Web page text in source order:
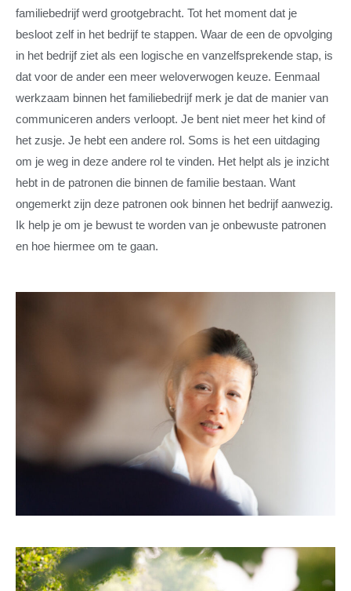
familiebedrijf werd grootgebracht. Tot het moment dat je
besloot zelf in het bedrijf te stappen. Waar de een de opvolging
in het bedrijf ziet als een logische en vanzelfsprekende stap, is
dat voor de ander een meer weloverwogen keuze. Eenmaal
werkzaam binnen het familiebedrijf merk je dat de manier van
communiceren anders verloopt. Je bent niet meer het kind of
het zusje. Je hebt een andere rol. Soms is het een uitdaging
om je weg in deze andere rol te vinden. Het helpt als je inzicht
hebt in de patronen die binnen de familie bestaan. Want
ongemerkt zijn deze patronen ook binnen het bedrijf aanwezig.
Ik help je om je bewust te worden van je onbewuste patronen
en hoe hiermee om te gaan.